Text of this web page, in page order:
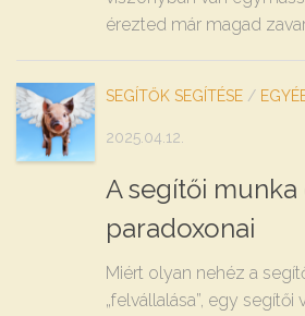
érezted már magad
SEGÍTŐK SEGÍTÉSE /
2025.04.12.
A segítői
paradoxonai
Miért olyan nehéz a
„felvállalása”, egy